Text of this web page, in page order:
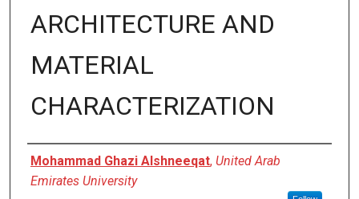
ARCHITECTURE AND
MATERIAL
CHARACTERIZATION
Author
Mohammad Ghazi Alshneeqat, United Arab
Emirates University